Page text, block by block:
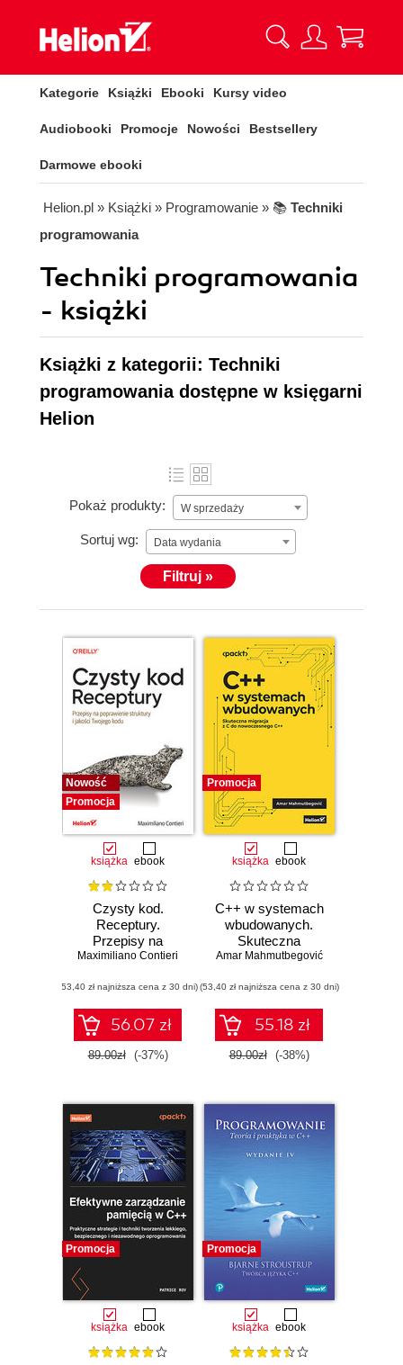
Kategorie Książki Ebooki Kursy video
Audiobooki Promocje Nowości Bestsellery
Darmowe ebooki
Helion.pl » Książki » Programowanie » 📚 Techniki
programowania
Techniki programowania
- książki
Książki z kategorii: Techniki
programowania dostępne w księgarni
Helion
Pokaż produkty: W sprzedaży
Sortuj wg: Data wydania
Filtruj »
Nowość
Promocja
książka ebook
Czysty kod.
Receptury.
Przepisy na
poprawienie
Twojego kodu
Maximiliano Contieri
(53,40 zł najniższa cena z 30 dni)
56.07 zł
89.00zł (-37%)
Promocja
książka ebook
C++ w systemach
wbudowanych.
Skuteczna
migracja z C do
C++
Amar Mahmutbegović
(53,40 zł najniższa cena z 30 dni)
55.18 zł
89.00zł (-38%)
Promocja
książka ebook
Promocja
książka ebook